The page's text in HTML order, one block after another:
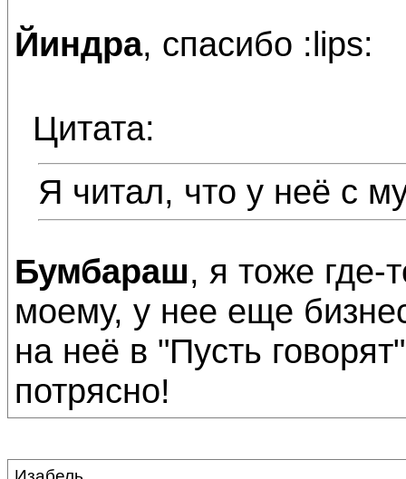
Йиндра, спасибо :lips:
Цитата:
Я читал, что у неё с
Бумбараш, я тоже
моему, у нее еще
на неё в "Пусть
потрясно!